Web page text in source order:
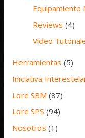
Equipamiento
Reviews (4)
Video
Herramientas (5)
Iniciativa
Lore SBM (87)
Lore SPS (94)
Nosotros (1)